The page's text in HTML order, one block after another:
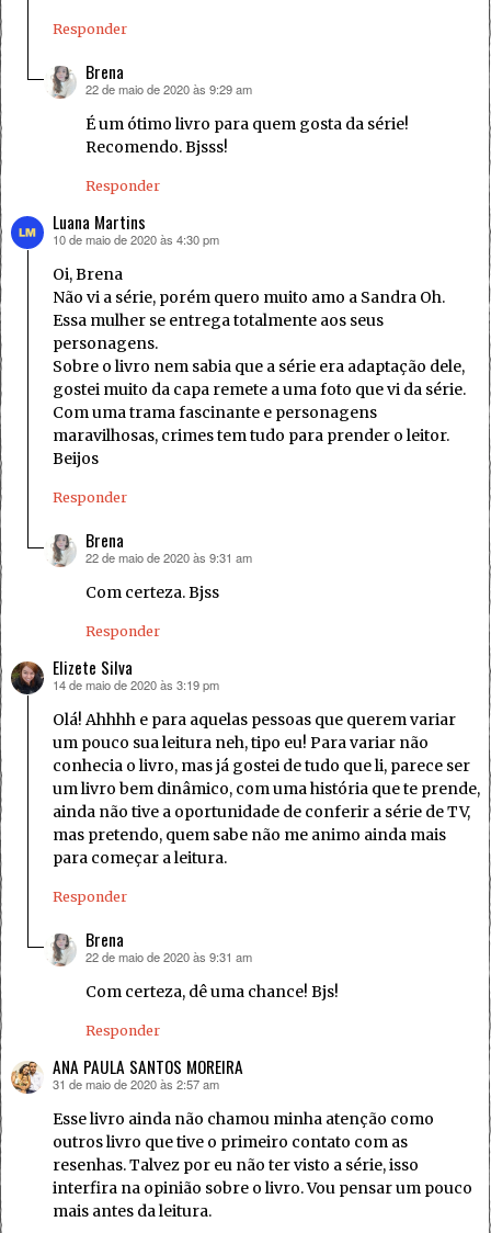
Responder
Brena
disse:
22 de maio de 2020 às 9:29 am
É um ótimo livro para quem gosta da série!
Recomendo. Bjsss!
Responder
Luana Martins
disse:
10 de maio de 2020 às 4:30 pm
Oi, Brena
Não vi a série, porém quero muito amo a Sandra Oh.
Essa mulher se entrega totalmente aos seus
personagens.
Sobre o livro nem sabia que a série era adaptação dele,
gostei muito da capa remete a uma foto que vi da série.
Com uma trama fascinante e personagens
maravilhosas, crimes tem tudo para prender o leitor.
Beijos
Responder
Brena
disse:
22 de maio de 2020 às 9:31 am
Com certeza. Bjss
Responder
Elizete Silva
disse:
14 de maio de 2020 às 3:19 pm
Olá! Ahhhh e para aquelas pessoas que querem variar
um pouco sua leitura neh, tipo eu! Para variar não
conhecia o livro, mas já gostei de tudo que li, parece ser
um livro bem dinâmico, com uma história que te prende,
ainda não tive a oportunidade de conferir a série de TV,
mas pretendo, quem sabe não me animo ainda mais
para começar a leitura.
Responder
Brena
disse:
22 de maio de 2020 às 9:31 am
Com certeza, dê uma chance! Bjs!
Responder
ANA PAULA SANTOS MOREIRA
disse:
31 de maio de 2020 às 2:57 am
Esse livro ainda não chamou minha atenção como
outros livro que tive o primeiro contato com as
resenhas. Talvez por eu não ter visto a série, isso
interfira na opinião sobre o livro. Vou pensar um pouco
mais antes da leitura.